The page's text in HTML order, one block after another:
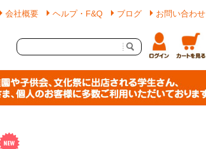
会社概要 ヘルプ・F&Q ブログ お問い合わせ